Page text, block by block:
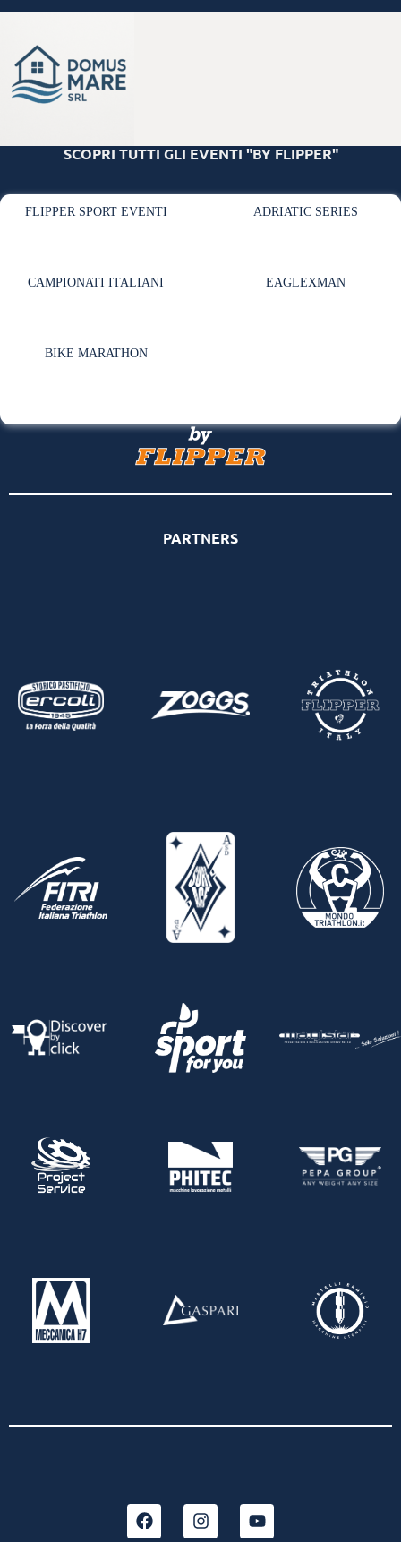
SCOPRI TUTTI GLI EVENTI "BY FLIPPER"
FLIPPER SPORT EVENTI ADRIATIC SERIES
CAMPIONATI ITALIANI EAGLEXMAN
BIKE MARATHON
PARTNERS